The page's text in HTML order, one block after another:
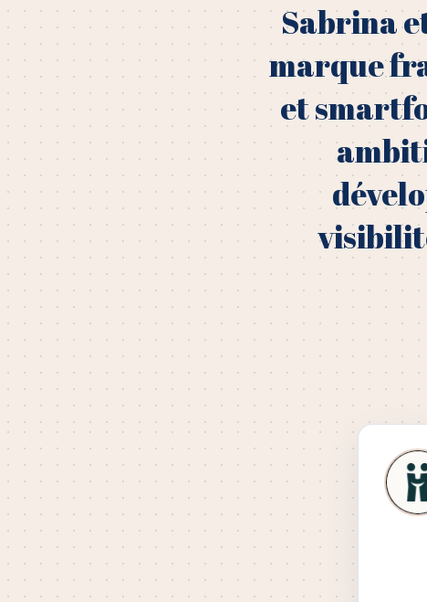
Sabrina
marque
et